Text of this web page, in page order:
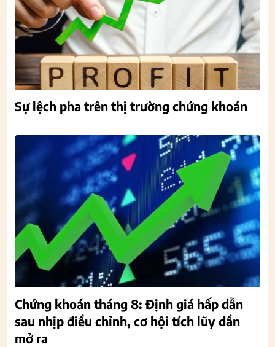
Sự lệch pha trên thị trường chứng khoán
Chứng khoán tháng 8: Định giá hấp dẫn
sau nhịp điều chỉnh, cơ hội tích lũy dần
mở ra